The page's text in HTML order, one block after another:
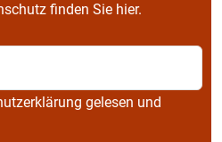
finden Sie hier.
gelesen und